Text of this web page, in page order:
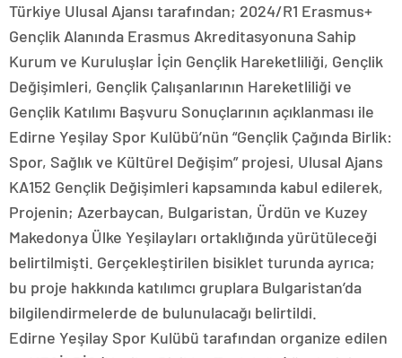
Türkiye Ulusal Ajansı tarafından; 2024/R1 Erasmus+
Gençlik Alanında Erasmus Akreditasyonuna Sahip
Kurum ve Kuruluşlar İçin Gençlik Hareketliliği, Gençlik
Değişimleri, Gençlik Çalışanlarının Hareketliliği ve
Gençlik Katılımı Başvuru Sonuçlarının açıklanması ile
Edirne Yeşilay Spor Kulübü’nün “Gençlik Çağında Birlik:
Spor, Sağlık ve Kültürel Değişim” projesi, Ulusal Ajans
KA152 Gençlik Değişimleri kapsamında kabul edilerek,
Projenin; Azerbaycan, Bulgaristan, Ürdün ve Kuzey
Makedonya Ülke Yeşilayları ortaklığında yürütüleceği
belirtilmişti. Gerçekleştirilen bisiklet turunda ayrıca;
bu proje hakkında katılımcı gruplara Bulgaristan’da
bilgilendirmelerde de bulunulacağı belirtildi.
Edirne Yeşilay Spor Kulübü tarafından organize edilen